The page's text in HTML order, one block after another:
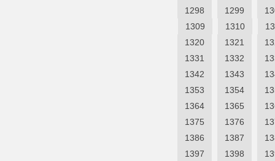
1298
1299
1309
1310
1320
1321
1331
1332
1342
1343
1353
1354
1364
1365
1375
1376
1386
1387
1397
1398